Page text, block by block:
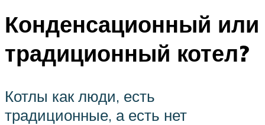
Конденсационный или
традиционный котел?
Котлы как люди, есть
традиционные, а есть нет